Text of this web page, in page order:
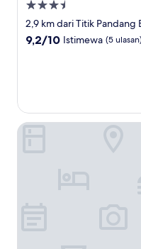
Properti
bintang
3.5
2,9 km dari Titik Pandang
9.2
9,2/10 Istimewa (5
Ya Nui Beach Villas